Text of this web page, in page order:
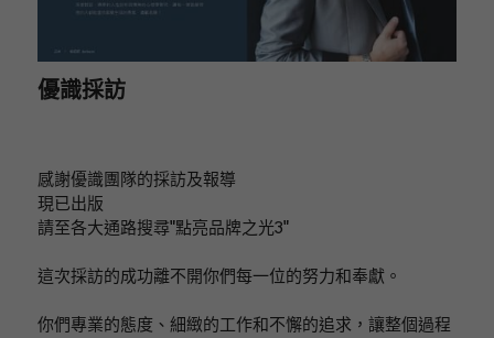
優識採訪
感謝優識團隊的採訪及報導
現已出版
請至各大通路搜尋"點亮品牌之光3"
這次採訪的成功離不開你們每一位的努力和奉獻。
你們專業的態度、細緻的工作和不懈的追求，讓整個過程